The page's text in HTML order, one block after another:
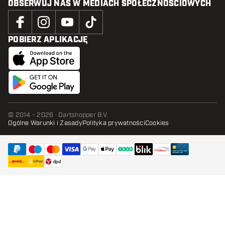
OBSERWUJ NAS W MEDIACH SPOŁECZNOŚCIOWYCH
POBIERZ APLIKACJĘ
© 2014 - 2026 · Dartshopper B.V.
Ogólne Warunki i ZasadyPolityka prywatnościCookies